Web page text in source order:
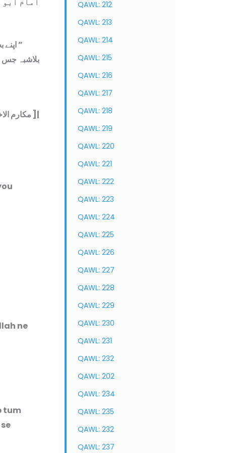
امام
” اپنے
بلاشبہ جس
|[ مكارم
tum
QAWL: 212
QAWL: 213
QAWL: 214
QAWL: 215
QAWL: 216
QAWL: 217
QAWL: 218
QAWL: 219
QAWL: 220
QAWL: 221
QAWL: 222
QAWL: 223
QAWL: 224
QAWL: 225
QAWL: 226
QAWL: 227
QAWL: 228
QAWL: 229
QAWL: 230
QAWL: 231
QAWL: 232
QAWL: 202
QAWL: 234
QAWL: 235
QAWL: 232
QAWL: 237